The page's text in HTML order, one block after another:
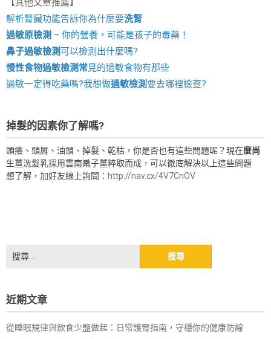
【其他文章推薦】
解析腎臟功能告訴你為什麼要洗腎
過敏原檢測 – 你的營養，可能是孩子的毒藥！
鼻子過敏檢測可以檢測出什麼嗎?
慢性食物過敏檢測 常見的過敏食物有那些
過敏一定得吃藥嗎?我想做過敏檢測要去哪裡檢查?
掉髮的因素你了解嗎?
頭癢、頭屑、油頭、掉髮、乾枯，你是否也有這些問題呢？現在麼尚
生薑洗髮乳採用雲南嫩子薑粹取而成，可以徹底解決以上這些問題
想了解，加好友線上詢問： http://nav.cx/4V7CnOV
搜
尋
字:
近期文章
從睡眠規律與飲食少鹽做起：日常護腎指南，守穩你的健康防線